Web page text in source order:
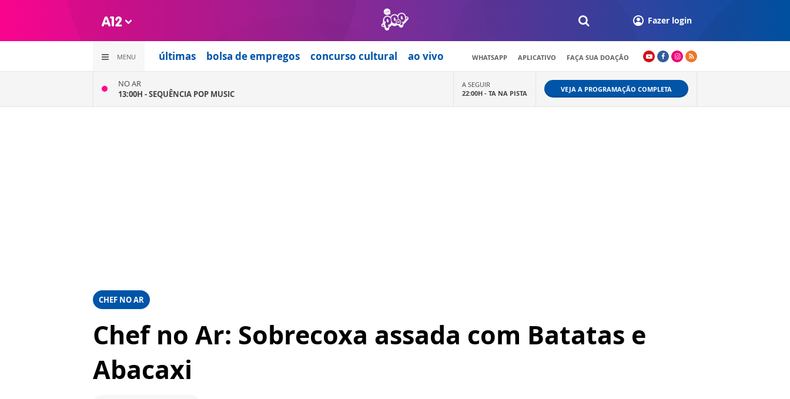
Fazer login
MENU últimas bolsa de empregos concurso cultural ao vivo WHATSAPP APLICATIVO FAÇA SUA DOAÇÃO
NO AR
13:00H -SEQUÊNCIA POP MUSIC
A SEGUIR
22:00H - TA NA PISTA VEJA A PROGRAMAÇÃO COMPLETA
CHEF NO AR
Chef no Ar: Sobrecoxa assada com Batatas e
Abacaxi